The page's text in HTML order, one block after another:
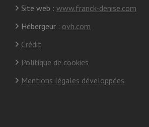
Site web : www.franck-denise.com
Hébergeur : ovh.com
Crédit
Politique de cookies
Mentions légales développées